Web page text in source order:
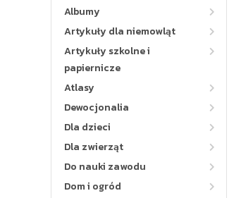
Albumy
Artykuły dla niemowląt
Artykuły szkolne i
papiernicze
Atlasy
Dewocjonalia
Dla dzieci
Dla zwierząt
Do nauki zawodu
Dom i ogród